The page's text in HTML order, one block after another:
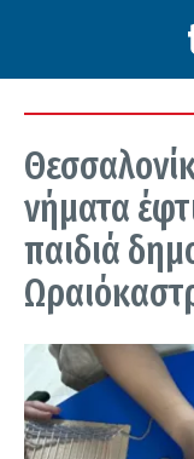
νήματα
παιδιά